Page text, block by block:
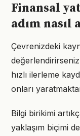
Finansal
adım nasıl
Çevrenizdeki
hızlı ilerleme
onları
Bilgi birikimi
yaklaşım biçimi